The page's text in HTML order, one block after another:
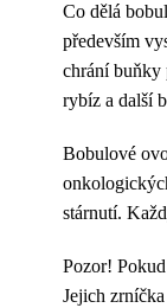
Co dělá
především
chrání buňky
rybíz a další
Bobulové
stárnutí.
Pozor!
Jejich